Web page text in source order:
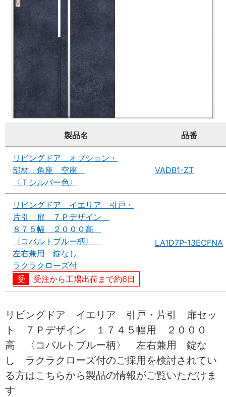
製品名 品番
リビングドア オプション・
部材 角座 空座
〈Ｔシルバー色〉
VADB1-ZT
リビングドア イエリア 引戸・
片引 扉 ７Ｐデザイン
８７５幅 ２０００高
〈コバルトブルー柄〉
左右兼用 錠なし
ラクラクローズ付
受注から工場出荷まで約6日
LA1D7P-13ECFNA
リビングドア イエリア 引戸・片引 扉セッ
ト ７Ｐデザイン １７４５幅用 ２０００
高 〈コバルトブルー柄〉 左右兼用 錠な
し ラクラクローズ付のご採用を検討されてい
る方はこちらから製品の情報がご覧いただけま
す